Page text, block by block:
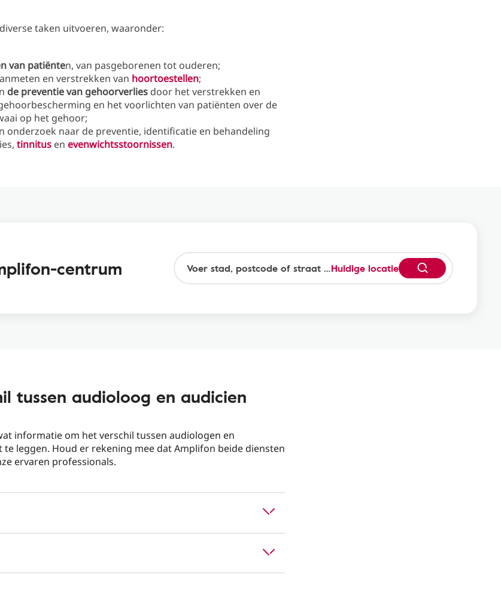
taken uitvoeren, waaronder:
van patiënten, van pasgeborenen tot ouderen;
en verstrekken van hoortoestellen;
de preventie van gehoorverlies door het verstrekken en
en het voorlichten van patiënten over de
op het gehoor;
onderzoek naar de preventie, identificatie en behandeling
tinnitus en evenwichtsstoornissen.
centrum Huidige locatie
tussen audioloog en audicien
informatie om het verschil tussen audiologen en
leggen. Houd er rekening mee dat Amplifon beide diensten
ervaren professionals.